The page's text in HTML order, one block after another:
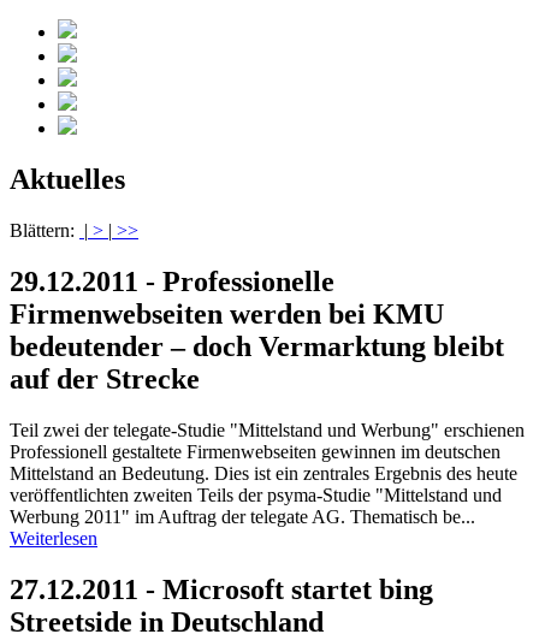
Aktuelles
Blättern: | > | >>
29.12.2011 - Professionelle
Firmenwebseiten werden bei KMU
bedeutender – doch Vermarktung bleibt
auf der Strecke
Teil zwei der telegate-Studie "Mittelstand und Werbung" erschienen
Professionell gestaltete Firmenwebseiten gewinnen im deutschen
Mittelstand an Bedeutung. Dies ist ein zentrales Ergebnis des heute
veröffentlichten zweiten Teils der psyma-Studie "Mittelstand und
Werbung 2011" im Auftrag der telegate AG. Thematisch be...
Weiterlesen
27.12.2011 - Microsoft startet bing
Streetside in Deutschland